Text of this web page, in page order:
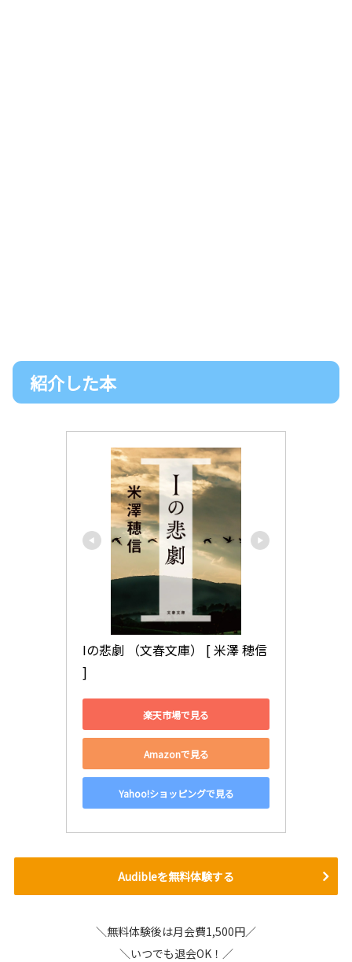
紹介した本
Iの悲劇 （文春文庫） [ 米澤 穂信
]
楽天市場で見る
Amazonで見る
Yahoo!ショッピングで見る
Audibleを無料体験する
＼無料体験後は月会費1,500円／
＼いつでも退会OK！／